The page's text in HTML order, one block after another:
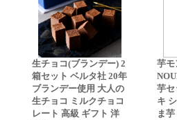
生チョコ(ブランデー) 2
箱セット ベルタ社 20年
ブランデー使用 大人の
生チョコ ミルクチョコ
レート 高級 ギフト 洋
芋モ
芋セ
キ
ま